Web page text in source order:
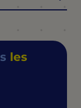
les